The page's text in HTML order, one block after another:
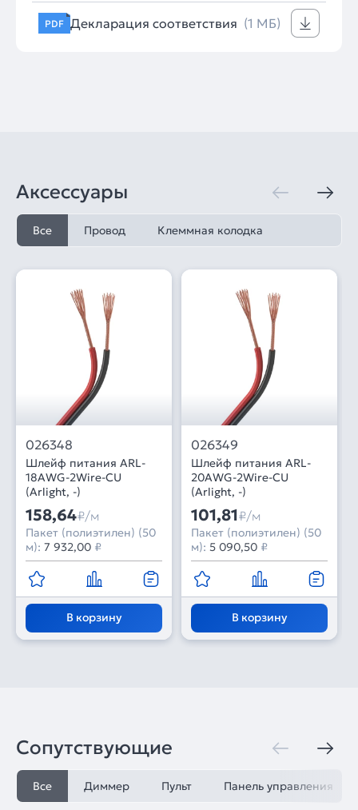
PDF Декларация соответствия (1 МБ)
Аксессуары
Все Провод Клеммная колодка
026348
Шлейф питания ARL-
18AWG-2Wire-CU
(Arlight, -)
158,64₽/м
Пакет (полиэтилен) (50
м): 7 932,00 ₽
В корзину
026349
Шлейф питания ARL-
20AWG-2Wire-CU
(Arlight, -)
101,81₽/м
Пакет (полиэтилен) (50
м): 5 090,50 ₽
В корзину
Сопутствующие
Все Диммер Пульт Панель управления